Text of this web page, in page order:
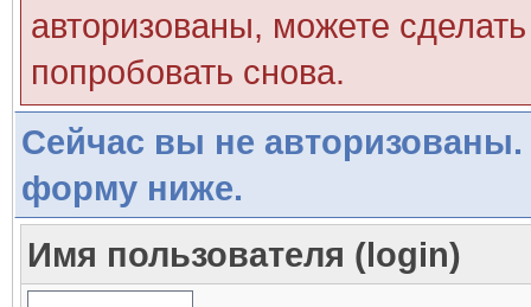
авторизованы, можете
попробовать снова.
Сейчас вы не авторизованы.
форму ниже.
Имя пользователя (login)